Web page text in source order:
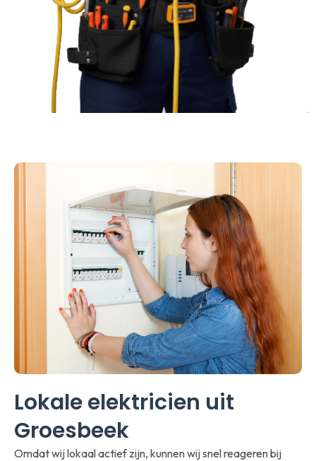
Lokale elektricien uit
Groesbeek
Omdat wij lokaal actief zijn, kunnen wij snel reageren bij